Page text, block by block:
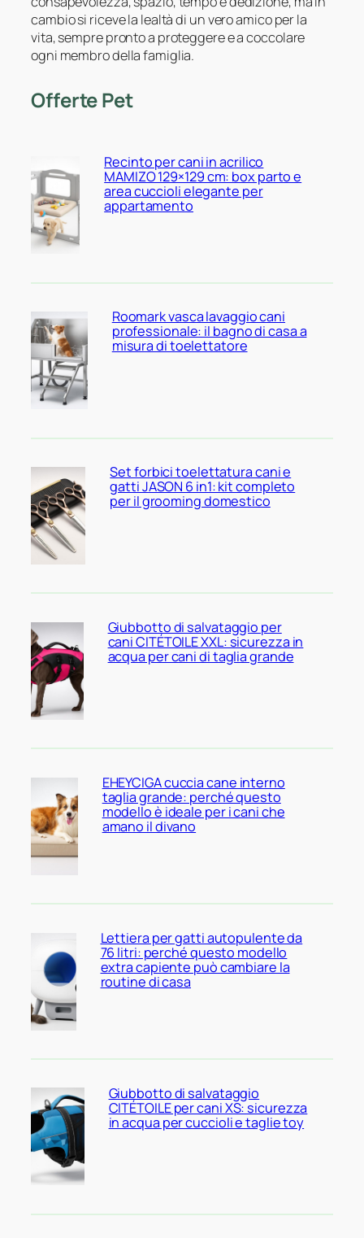
cambio si riceve la lealtà di un vero amico per la
vita, sempre pronto a proteggere e a coccolare
ogni membro della famiglia.
Offerte Pet
Recinto per cani in acrilico
MAMIZO 129×129 cm: box parto e
area cuccioli elegante per
appartamento
Roomark vasca lavaggio cani
professionale: il bagno di casa a
misura di toelettatore
Set forbici toelettatura cani e
gatti JASON 6 in1: kit completo
per il grooming domestico
Giubbotto di salvataggio per
cani CITÉTOILE XXL: sicurezza in
acqua per cani di taglia grande
EHEYCIGA cuccia cane interno
taglia grande: perché questo
modello è ideale per i cani che
amano il divano
Lettiera per gatti autopulente da
76 litri: perché questo modello
extra capiente può cambiare la
routine di casa
Giubbotto di salvataggio
CITÉTOILE per cani XS: sicurezza
in acqua per cuccioli e taglie toy